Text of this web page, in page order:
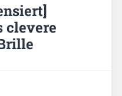
clevere